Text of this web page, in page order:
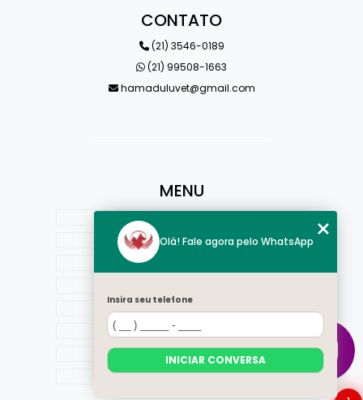
CONTATO
(21) 3546-0189
(21) 99508-1663
hamaduluvet@gmail.com
MENU
QUEM SOMOS
BLOG
CONTATO
CATEGORIAS
MAPA DO SITE
Olá! Fale agora pelo WhatsApp
Insira seu telefone
INICIAR CONVERSA